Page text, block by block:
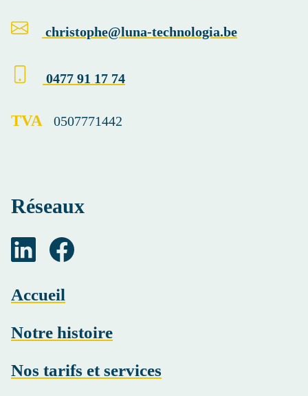
christophe@luna-technologia.be
0477 91 17 74
TVA 0507771442
Réseaux
Accueil
Notre histoire
Nos tarifs et services